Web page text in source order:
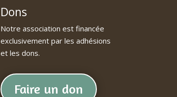
Dons
Notre association est financée
exclusivement par les adhésions
et les dons.
Faire un don